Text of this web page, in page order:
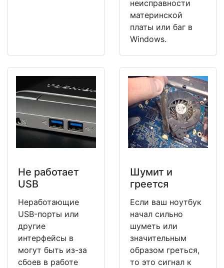
неисправности
материнской
платы или баг в
Windows.
Не работает
USB
Неработающие
USB-порты или
другие
интерфейсы в
могут быть из-за
сбоев в работе
Шумит и
греется
Если ваш ноутбук
начал сильно
шуметь или
значительным
образом греться,
то это сигнал к